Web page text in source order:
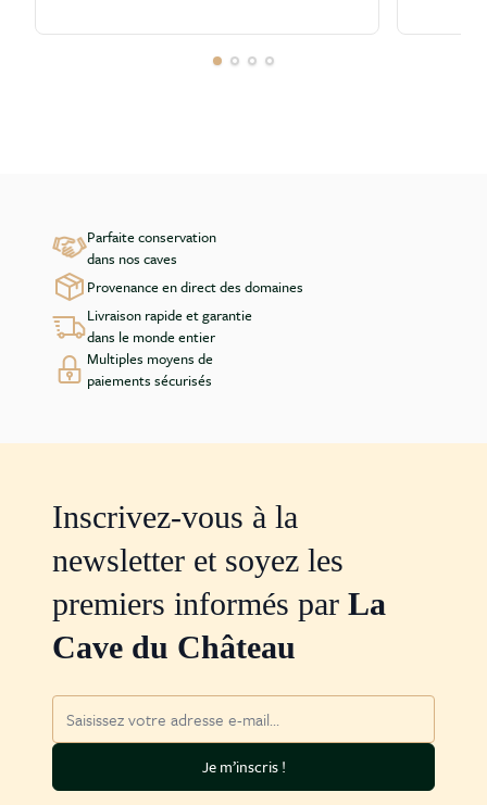
Parfaite conservation
dans nos caves
Provenance en direct des domaines
Livraison rapide et garantie
dans le monde entier
Multiples moyens de
paiements sécurisés
Inscrivez-vous à la
newsletter et soyez les
premiers informés par La
Cave du Château
Je m’inscris !